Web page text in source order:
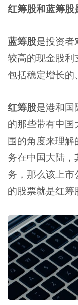
红筹股和蓝筹
蓝筹股是投资者
较高的现金股
包括稳定增长的
红筹股是港和
的那些带有中
围的角度来理
务在中国大陆
务，那么该上
的股票就是红筹